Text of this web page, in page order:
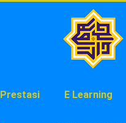
Prestasi E Learning